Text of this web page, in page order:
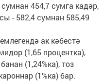
454,7 сумга кадәр,
- 582,4 сумнан 585,49
ак кәбестә
(1,65 процентка),
(1,24%ка), тоз
(1%ка) бар.